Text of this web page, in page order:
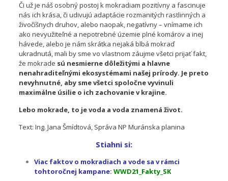
Či už je náš osobný postoj k mokradiam pozitívny a fascinuje
nás ich krása, či udivujú adaptácie rozmanitých rastlinných a
živočíšnych druhov, alebo naopak, negatívny – vnímame ich
ako nevyužiteľné a nepotrebné územie plné komárov a inej
hávede, alebo je nám skrátka nejaká blbá mokraď
ukradnutá, mali by sme vo vlastnom záujme všetci prijať fakt,
že mokrade sú nesmierne dôležitými a hlavne
nenahraditeľnými ekosystémami našej prírody. Je preto
nevyhnutné, aby sme všetci spoločne vyvinuli
maximálne úsilie o ich zachovanie v krajine.
Lebo mokrade, to je voda a voda znamená život.
Text: Ing. Jana Šmídtová, Správa NP Muránska planina
Stiahni si:
Viac faktov o mokradiach a vode sa v rámci
tohtoročnej kampane: WWD21_Fakty_SK